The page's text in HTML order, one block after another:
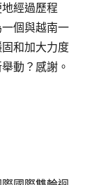
經過歷程
個與越南一
和加大力度
動？感謝。